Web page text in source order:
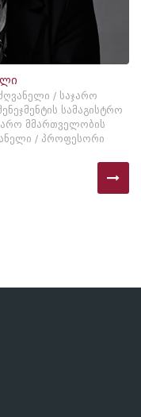
/ საჯარო
სამაგისტრო
მმართველობის
/ პროფესორი